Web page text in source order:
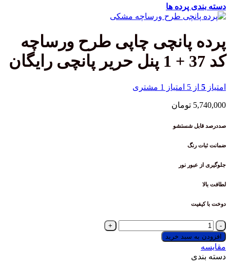
دسته بندی پرده ها
پرده پانچی چاپی طرح ورساچه
کد 37 + 1 پنل حریر پانچی رایگان
امتیاز از 5 امتیاز مشتری
5,740,000 تومان
صددرصد قابل شستشو
ضمانت ثبات رنگ
جلوگیری از عبور نور
لطافت بالا
دوخت با کیفیت
پرده
پانچی
چاپی
طرح
افزودن به سبد خرید
مقایسه
دسته بندی